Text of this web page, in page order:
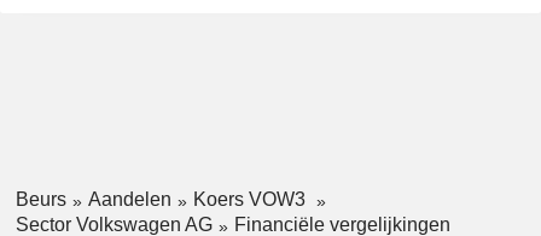
Beurs Aandelen
Koers VOW3
Sector Volkswagen AG
Financiële vergelijkingen